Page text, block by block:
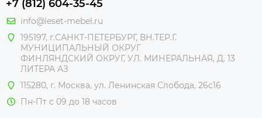
+7 (812) 604-35-45
info@leset-mebel.ru
195197, г.САНКТ-ПЕТЕРБУРГ, ВН.ТЕР.Г.
МУНИЦИПАЛЬНЫЙ ОКРУГ
ФИНЛЯНДСКИЙ ОКРУГ, УЛ. МИНЕРАЛЬНАЯ, Д. 13
ЛИТЕРА АЗ
115280, г. Москва, ул. Ленинская Слобода, 26с16
Пн-Пт с 09 до 18 часов